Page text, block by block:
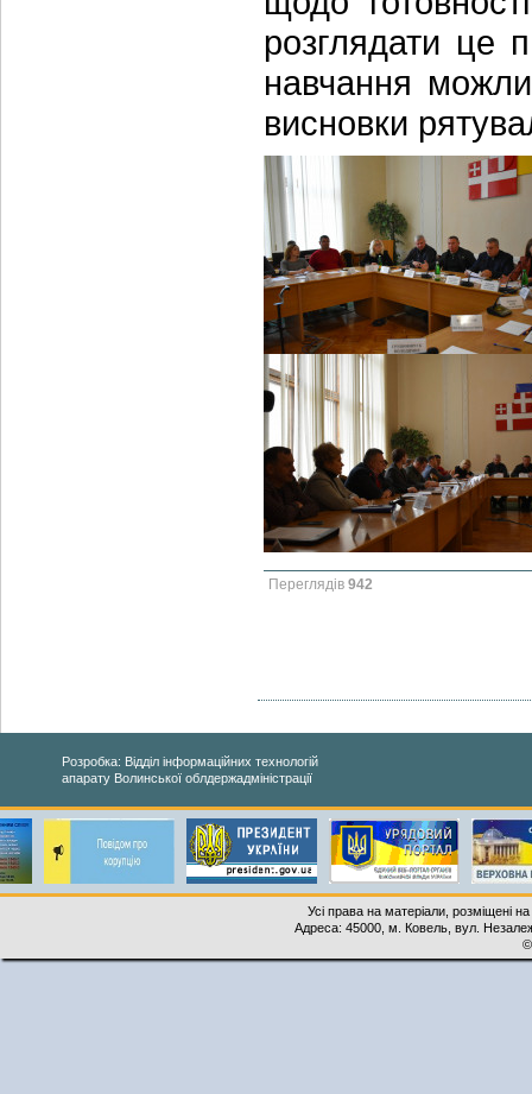
розглядати це
навчання
висновки
Переглядів 942
Розробка: Відділ інформаційних технологій
апарату Волинської облдержадміністрації
Усі права на матеріали, розміщені
Адреса: 45000, м. Ковель, вул.